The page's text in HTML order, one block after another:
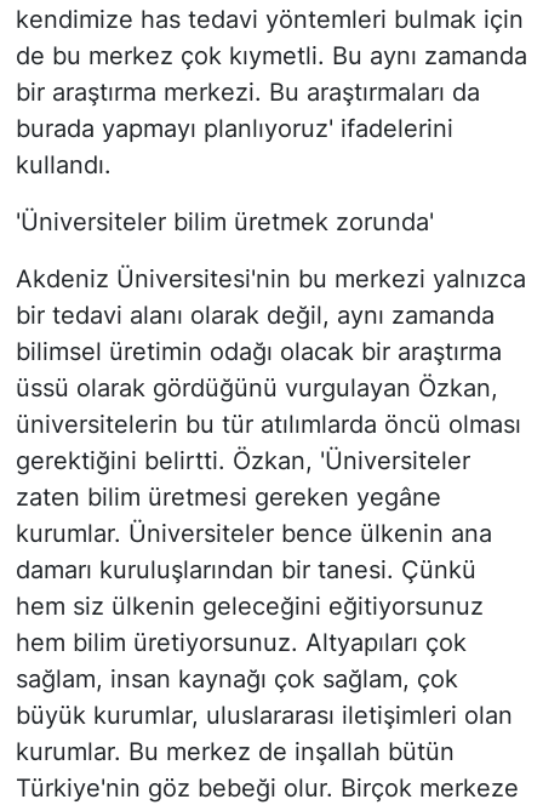
kendimize has tedavi yöntemleri bulmak için
de bu merkez çok kıymetli. Bu aynı zamanda
bir araştırma merkezi. Bu araştırmaları da
burada yapmayı planlıyoruz' ifadelerini
kullandı.
'Üniversiteler bilim üretmek zorunda'
Akdeniz Üniversitesi'nin bu merkezi yalnızca
bir tedavi alanı olarak değil, aynı zamanda
bilimsel üretimin odağı olacak bir araştırma
üssü olarak gördüğünü vurgulayan Özkan,
üniversitelerin bu tür atılımlarda öncü olması
gerektiğini belirtti. Özkan, 'Üniversiteler
zaten bilim üretmesi gereken yegâne
kurumlar. Üniversiteler bence ülkenin ana
damarı kuruluşlarından bir tanesi. Çünkü
hem siz ülkenin geleceğini eğitiyorsunuz
hem bilim üretiyorsunuz. Altyapıları çok
sağlam, insan kaynağı çok sağlam, çok
büyük kurumlar, uluslararası iletişimleri olan
kurumlar. Bu merkez de inşallah bütün
Türkiye'nin göz bebeği olur. Birçok merkeze